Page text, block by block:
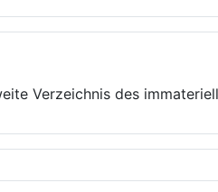
Verzeichnis des